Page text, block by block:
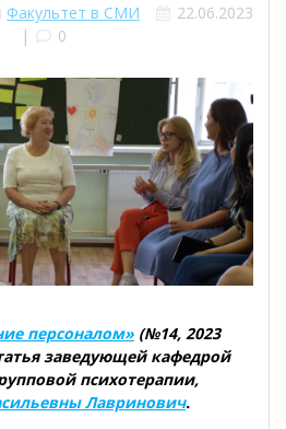
Факультет в СМИ
22.06.2023
|
0
персоналом» (№14, 2023
заведующей кафедрой
психотерапии,
Лавринович.